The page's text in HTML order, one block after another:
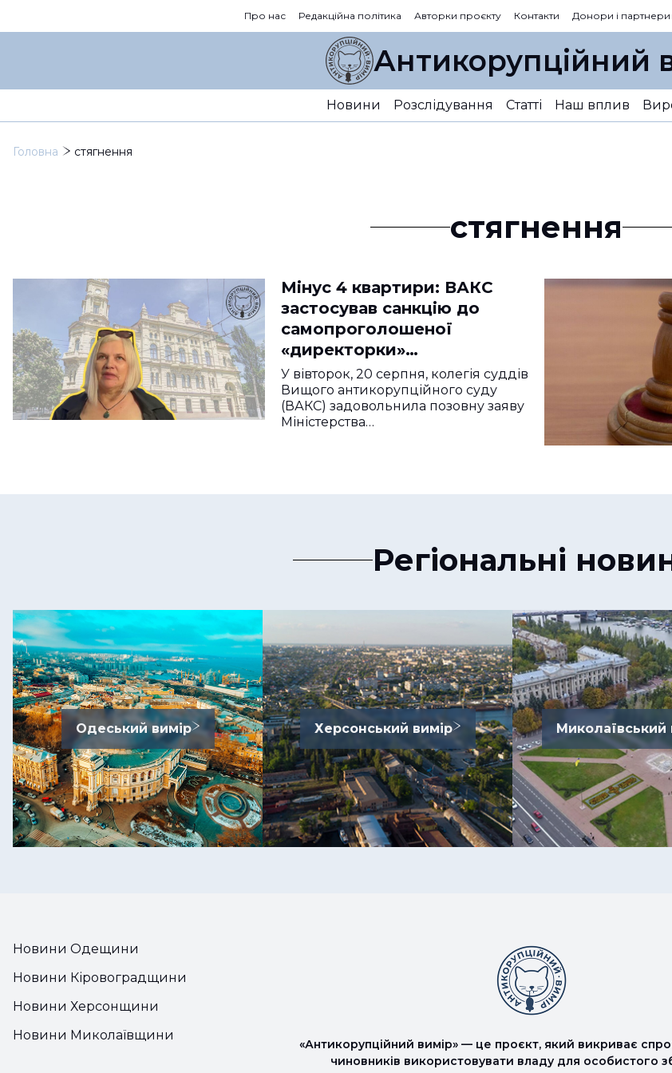
Про нас Редакційна політика Авторки проєкту Контакти Донори і партнери
Антикорупційний
Новини Розслідування Статті Наш вплив
Головна стягнення
стягнення
Мінус 4 квартири: ВАКС
застосував санкцію до
самопроголошеної
«директорки»
херсонського музею
У вівторок, 20 серпня, колегія суддів
Вищого антикорупційного суду
(ВАКС) задовольнила позовну заяву
Міністерства…
Регіональні
Одеський вимір Херсонський вимір Миколаївський
Новини Одещини
Новини Кіровоградщини
Новини Херсонщини
Новини Миколаївщини
«Антикорупційний вимір» — це проєкт, який викриває
чиновників використовувати владу для особистого